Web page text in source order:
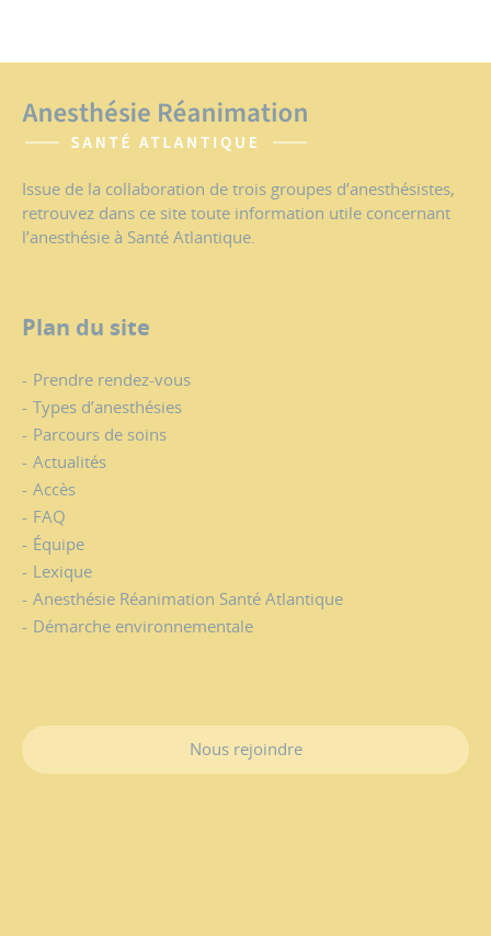
Issue de la collaboration de trois groupes d’anesthésistes,
retrouvez dans ce site toute information utile concernant
l’anesthésie à Santé Atlantique.
Plan du site
Prendre rendez-vous
Types d’anesthésies
Parcours de soins
Actualités
Accès
FAQ
Équipe
Lexique
Anesthésie Réanimation Santé Atlantique
Démarche environnementale
Nous rejoindre